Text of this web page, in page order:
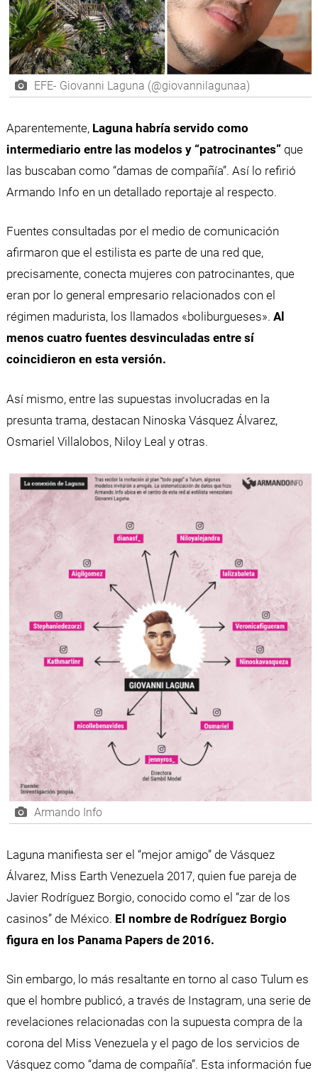
EFE- Giovanni Laguna (@giovannilagunaa)
Aparentemente, Laguna habría servido como
intermediario entre las modelos y “patrocinantes”que
las buscaban como “damas de compañía”. Así lo refirió
Armando Info en un detallado reportaje al respecto.
Fuentes consultadas por el medio de comunicación
afirmaron que el estilista es parte de una red que,
precisamente, conecta mujeres con patrocinantes, que
eran por lo general empresario relacionados con el
régimen madurista, los llamados «boliburgueses». Al
menos cuatro fuentes desvinculadas entre sí
coincidieron en esta versión.
Así mismo, entre las supuestas involucradas en la
presunta trama, destacan Ninoska Vásquez Álvarez,
Osmariel Villalobos, Niloy Leal y otras.
Armando Info
Laguna manifiesta ser el “mejor amigo” de Vásquez
Álvarez, Miss Earth Venezuela 2017, quien fue pareja de
Javier Rodríguez Borgio, conocido como el “zar de los
casinos” de México. El nombre de Rodríguez Borgio
figura en los Panama Papers de 2016.
Sin embargo, lo más resaltante en torno al caso Tulum es
que el hombre publicó, a través de Instagram, una serie de
revelaciones relacionadas con la supuesta compra de la
corona del Miss Venezuela y el pago de los servicios de
Vásquez como “dama de compañía”. Esta información fue